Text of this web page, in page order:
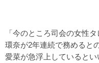
「今のところ司会の女性
環奈が2年連続で務めると
愛菜が急浮上していると